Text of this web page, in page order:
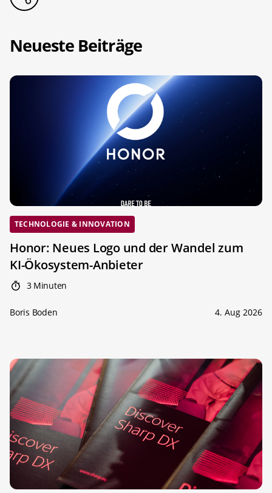
Neueste Beiträge
TECHNOLOGIE & INNOVATION
Honor: Neues Logo und der Wandel zum
KI-Ökosystem-Anbieter
3 Minuten
Boris Boden 4. Aug 2026